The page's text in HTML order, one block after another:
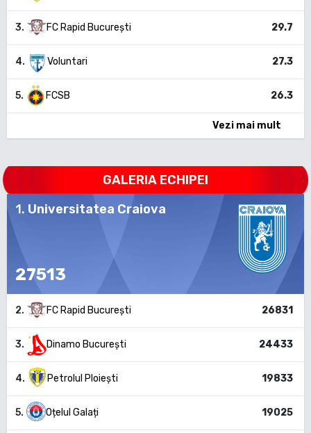
3. FC Rapid București 29.7
4. Voluntari 27.3
5. FCSB 26.3
Vezi mai mult
GALERIA ECHIPEI
1. Universitatea Craiova
27513
2. FC Rapid București 26831
3. Dinamo București 24433
4. Petrolul Ploiești 19833
5. Oțelul Galați 19025